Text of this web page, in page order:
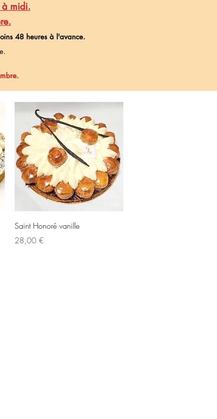
à midi.
48 heures à l'avance.
Aperçu rapide
Saint Honoré vanille
Prix
28,00 €